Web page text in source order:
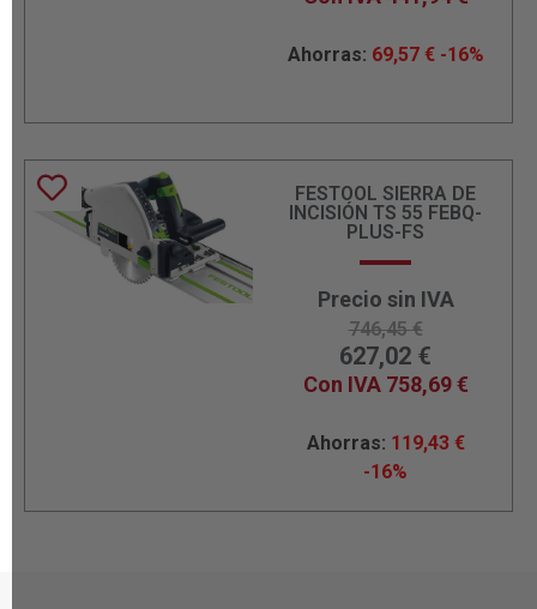
Ahorras: 69,57 € -16%
FESTOOL SIERRA DE
INCISIÓN TS 55 FEBQ-
PLUS-FS
Precio sin IVA
746,45€
627,02 €
Con IVA 758,69€
Ahorras: 119,43 €
-16%